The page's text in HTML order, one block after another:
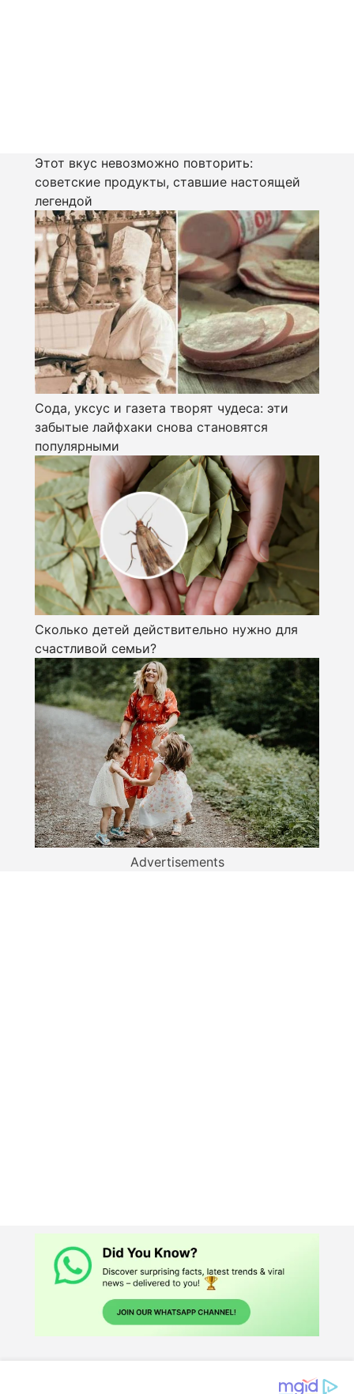
Этот вкус невозможно повторить:
советские продукты, ставшие настоящей
легендой
Сода, уксус и газета творят чудеса: эти
забытые лайфхаки снова становятся
популярными
Сколько детей действительно нужно для
счастливой семьи?
Advertisements